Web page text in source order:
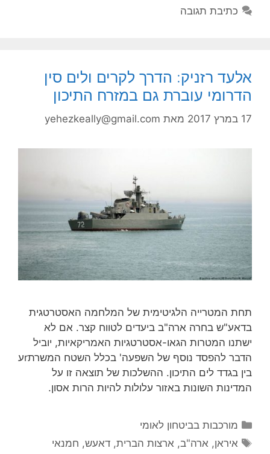
כתיבת תגובה
אלעד רזניק: הדרך לקרים ולים סין
הדרומי עוברת גם במזרח התיכון
17 במרץ 2017 מאת yehezkeally@gmail.com
תחת המטרייה הלגיטימית של המלחמה האסטרטגית
בדאע"ש בחרה ארה"ב ביעדים לטווח קצר. אם לא
ישתנו המטרות הגאו-אסטרטגיות האמריקאיות, יוביל
הדבר להפסד נוסף של השפעה' בכלל השטח המשרתrע
בין בגדד לים התיכון. ההשלכות של תוצאה זו על
המדינות השונות באזור עלולות להיות הרות אסון.
קטגוריות
מורכבות בביטחון לאומי
תגיות
איראן, ארה"ב, ארצות הברית,דאעש, חמנאי